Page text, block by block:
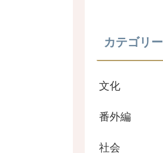
カテゴリー
文化
番外編
社会